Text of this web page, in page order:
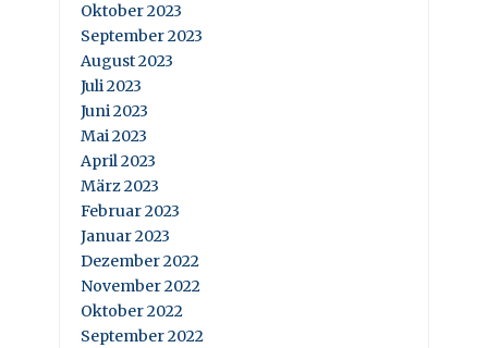
Oktober 2023
September 2023
August 2023
Juli 2023
Juni 2023
Mai 2023
April 2023
März 2023
Februar 2023
Januar 2023
Dezember 2022
November 2022
Oktober 2022
September 2022